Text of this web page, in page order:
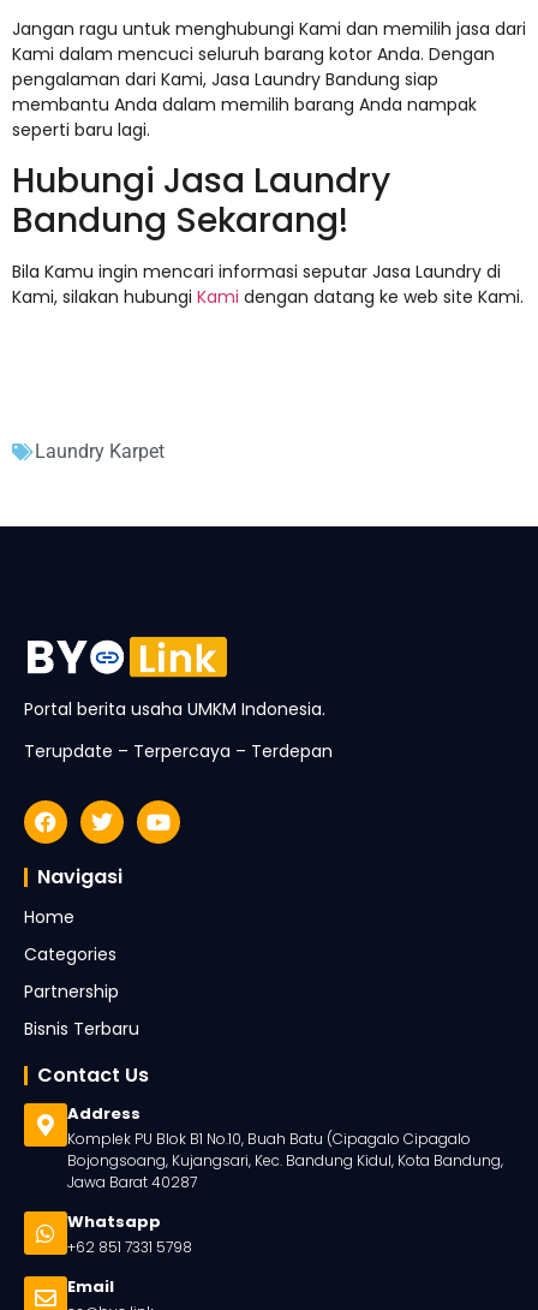
Jangan ragu untuk menghubungi Kami dan memilih jasa dari
Kami dalam mencuci seluruh barang kotor Anda. Dengan
pengalaman dari Kami, Jasa Laundry Bandung siap
membantu Anda dalam memilih barang Anda nampak
seperti baru lagi.
Hubungi Jasa Laundry
Bandung Sekarang!
Bila Kamu ingin mencari informasi seputar Jasa Laundry di
Kami, silakan hubungi Kami dengan datang ke web site Kami.
Laundry Karpet
Portal berita usaha UMKM Indonesia.
Terupdate – Terpercaya – Terdepan
Navigasi
Home
Categories
Partnership
Bisnis Terbaru
Contact Us
Address
Komplek PU Blok B1 No.10, Buah Batu (Cipagalo Cipagalo
Bojongsoang, Kujangsari, Kec. Bandung Kidul, Kota Bandung,
Jawa Barat 40287
Whatsapp
+62 851 7331 5798
Email